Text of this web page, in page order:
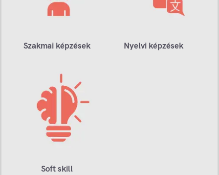
Szakmai képzések Nyelvi képzések
Soft skill